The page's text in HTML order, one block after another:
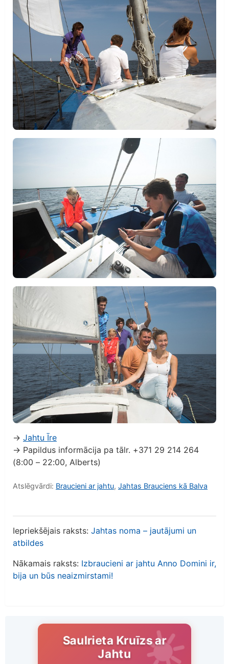
→ Jahtu Īre
→ Papildus informācija pa tālr. +371 29 214 264
(8:00 – 22:00, Alberts)
Atslēgvārdi: Braucieni ar jahtu, Jahtas Brauciens kā Balva
Iepriekšējais raksts: Jahtas noma – jautājumi un
atbildes
Nākamais raksts: Izbraucieni ar jahtu Anno Domini ir,
bija un būs neaizmirstami!
Saulrieta Kruīzs ar
Jahtu